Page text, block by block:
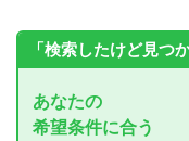
「検索したけど見つ
あなたの
希望条件に合う